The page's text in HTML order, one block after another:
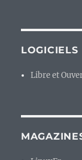
LOGICIELS
Libre et